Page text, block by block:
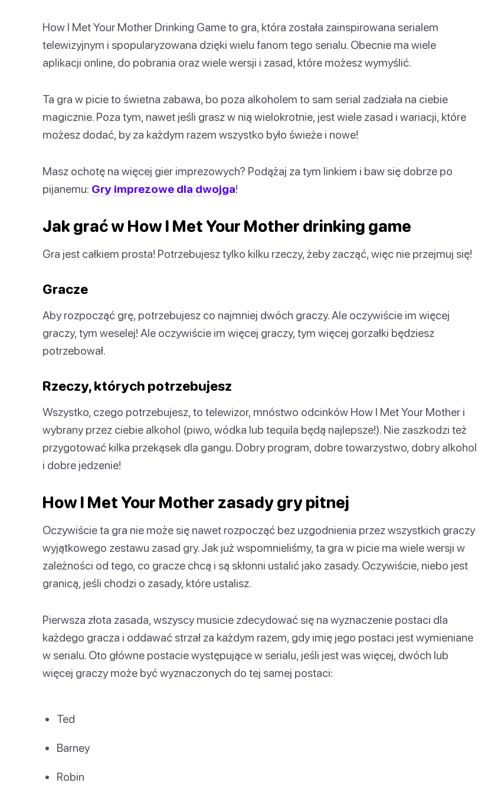
How I Met Your Mother Drinking Game to gra, która została zainspirowana serialem
telewizyjnym i spopularyzowana dzięki wielu fanom tego serialu. Obecnie ma wiele
aplikacji online, do pobrania oraz wiele wersji i zasad, które możesz wymyślić.
Ta gra w picie to świetna zabawa, bo poza alkoholem to sam serial zadziała na ciebie
magicznie. Poza tym, nawet jeśli grasz w nią wielokrotnie, jest wiele zasad i wariacji, które
możesz dodać, by za każdym razem wszystko było świeże i nowe!
Masz ochotę na więcej gier imprezowych? Podążaj za tym linkiem i baw się dobrze po
pijanemu: Gry imprezowe dla dwojga!
Jak grać w How I Met Your Mother drinking game
Gra jest całkiem prosta! Potrzebujesz tylko kilku rzeczy, żeby zacząć, więc nie przejmuj się!
Gracze
Aby rozpocząć grę, potrzebujesz co najmniej dwóch graczy. Ale oczywiście im więcej
graczy, tym weselej! Ale oczywiście im więcej graczy, tym więcej gorzałki będziesz
potrzebował.
Rzeczy, których potrzebujesz
Wszystko, czego potrzebujesz, to telewizor, mnóstwo odcinków How I Met Your Mother i
wybrany przez ciebie alkohol (piwo, wódka lub tequila będą najlepsze!). Nie zaszkodzi też
przygotować kilka przekąsek dla gangu. Dobry program, dobre towarzystwo, dobry alkohol
i dobre jedzenie!
How I Met Your Mother zasady gry pitnej
Oczywiście ta gra nie może się nawet rozpocząć bez uzgodnienia przez wszystkich graczy
wyjątkowego zestawu zasad gry. Jak już wspomnieliśmy, ta gra w picie ma wiele wersji w
zależności od tego, co gracze chcą i są skłonni ustalić jako zasady. Oczywiście, niebo jest
granicą, jeśli chodzi o zasady, które ustalisz.
Pierwsza złota zasada, wszyscy musicie zdecydować się na wyznaczenie postaci dla
każdego gracza i oddawać strzał za każdym razem, gdy imię jego postaci jest wymieniane
w serialu. Oto główne postacie występujące w serialu, jeśli jest was więcej, dwóch lub
więcej graczy może być wyznaczonych do tej samej postaci:
Ted
Barney
Robin